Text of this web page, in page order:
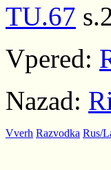
TU.67
Vpered:
Nazad:
Vverh Razvodka Rus/